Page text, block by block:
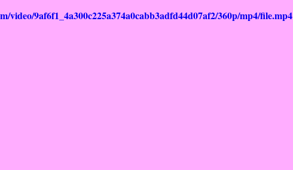
video/9af6f1_4a300c225a374a0cabb3adfd44d07af2/360p/mp4/file.mp4